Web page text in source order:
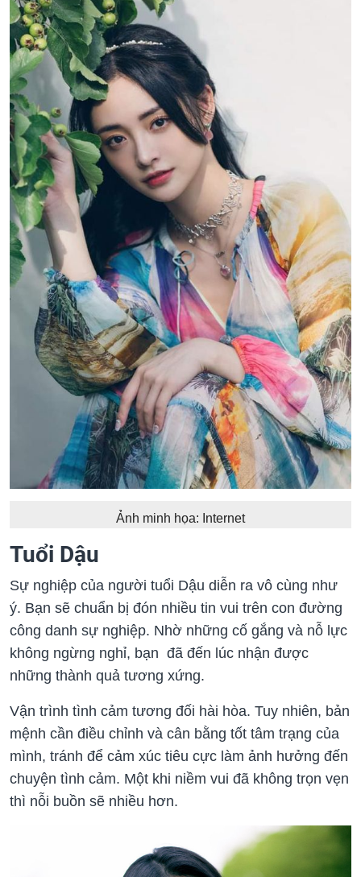
Ảnh minh họa: Internet
Tuổi Dậu
Sự nghiệp của ng‏‏ười ‏‏tuổi Dậu‏‏ diễn ra vô cùng như
ý. Bạn sẽ chuẩn bị đón nhiều tin vui trên con đường
công danh sự nghiệp. Nhờ những cố gắng và nỗ lực
không ngừng nghỉ, bạn đã đến lúc nhận được
những thành quả tương xứng.
Vận trình tình cảm tương đối hài hòa. Tuy nhiên, bản
mệnh cần điều chỉnh và cân bằng tốt tâm trạng của
mình, tránh để cảm xúc tiêu cực làm ảnh hưởng đến
chuyện tình cảm. Một khi niềm vui đã không trọn vẹn
thì nỗi buồn sẽ nhiều hơn.